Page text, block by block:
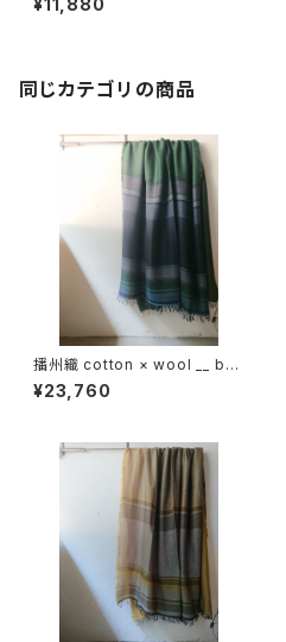
¥11,880
同じカテゴリの商品
播州織 cotton × wool __ bor
der 220-120 虫時雨GK
¥23,760